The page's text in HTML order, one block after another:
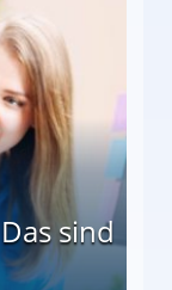
sind